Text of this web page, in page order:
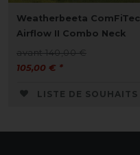
Weatherbeeta ComFiTec
Airflow II Combo Neck
avant 140,00 €
105,00 € *
LISTE DE SOUHAITS